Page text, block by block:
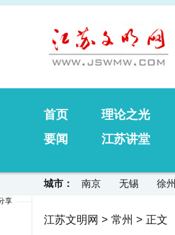
首页 理论之光
要闻
江苏讲堂
城市： 南京 无锡 徐州
江苏文明网 > 常州 > 正文
享